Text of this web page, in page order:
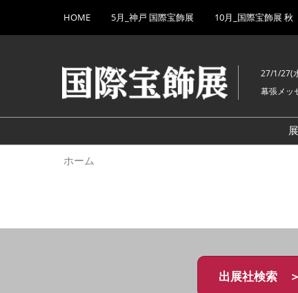
キ
し
て
to
HOME 5月_神戸 国際宝飾展 10月_国際宝飾展 秋
27/1/27(
幕張メッ
ホーム
出展社検索 ＞